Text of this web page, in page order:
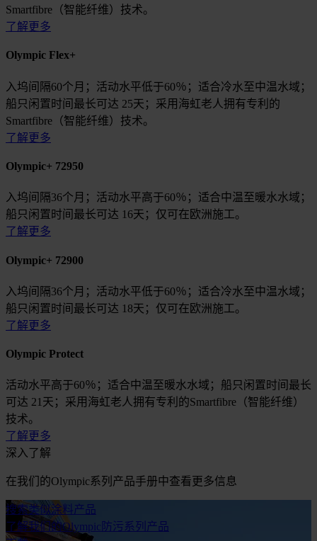
Smartfibre（智能纤维）技术。
了解更多
Olympic Flex+
入坞间隔60个月；活动水平低于60％；适合冷水至中温水域；
船只闲置时间最长可达 25天；采用海虹老人拥有专利的
Smartfibre（智能纤维）技术。
了解更多
Olympic+ 72950
入坞间隔36个月；活动水平高于60％；适合中温至暖水水域；
船只闲置时间最长可达 16天；仅可在欧洲施工。
了解更多
Olympic+ 72900
入坞间隔36个月；活动水平低于60％；适合冷水至中温水域；
船只闲置时间最长可达 18天；仅可在欧洲施工。
了解更多
Olympic Protect
活动水平高于60％；适合中温至暖水水域；船只闲置时间最长
可达 21天；采用海虹老人拥有专利的Smartfibre（智能纤维）
技术。
了解更多
深入了解
在我们的Olympic系列产品手册中查看更多信息
搜索类似涂料产品
了解我们的Olympic防污系列产品